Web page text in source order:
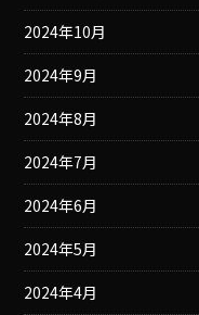
2024年10月
2024年9月
2024年8月
2024年7月
2024年6月
2024年5月
2024年4月